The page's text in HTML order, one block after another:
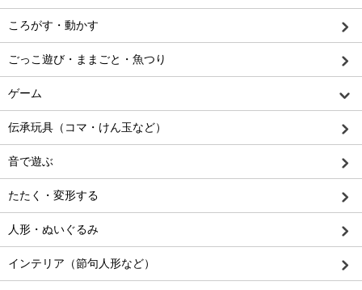
ころがす・動かす
ごっこ遊び・ままごと・魚つり
ゲーム
伝承玩具（コマ・けん玉など）
音で遊ぶ
たたく・変形する
人形・ぬいぐるみ
インテリア（節句人形など）